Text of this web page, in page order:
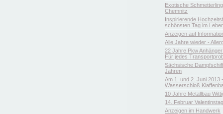
Exotische
Chemnitz
Inspirierende
schönsten Tag im
Anzeigen auf
Alle Jahre wieder -
22 Jahre Pkw
Für jedes
Sächsische
Jahren
Am 1. und 2. Juni 2013
Wasserschloß
10 Jahre Metallbau
14. Februar
Anzeigen im Handwerk